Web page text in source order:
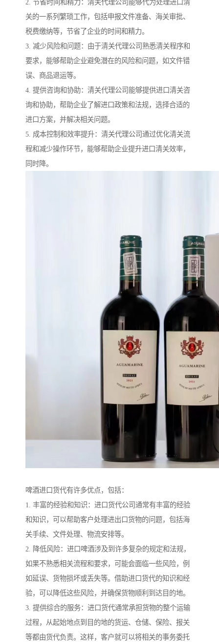
2. 节省时间和精力：清关代理公司能够代为处理进口清
关的一系列繁琐工作，包括申报文件准备、海关审批、
税费缴纳等，节省了企业的时间和精力。
3. 减少风险和问题：由于清关代理公司熟悉清关程序和
要求，能够帮助企业避免潜在的风险和问题，如文件错
误、商品退运等。
4. 提供咨询和协助：清关代理公司能够提供进口清关咨
询和协助，帮助企业了解进口政策和法规，选择合适的
进口方案，并解决相关问题。
5. 成本控制和效率提升：清关代理公司通过优化清关流
程和减少操作环节，能够帮助企业提升进口清关效率，
同时降。
啤酒进口货代有许多优点，包括：
1. 丰富的经验和知识：进口货代公司通常有丰富的经验
和知识，可以帮助客户处理进出口货物的问题，包括海
关手续、文件处理、物流安排等。
2. 降低风险：进口啤酒涉及到许多复杂的规定和法规，
如果不熟悉相关流程和要求，可能会面临一些风险，例
如延误、货物损坏或丢失等。借助进口货代的知识和经
验，可以降低这些风险，并确保货物顺利到达目的地。
3. 提供综合的服务：进口货代通常承担货物的整个运输
过程，从起始地点到目的地的货运、仓储、保险、报关
等都由货代负责。这样，客户就可以将相关的事务委托